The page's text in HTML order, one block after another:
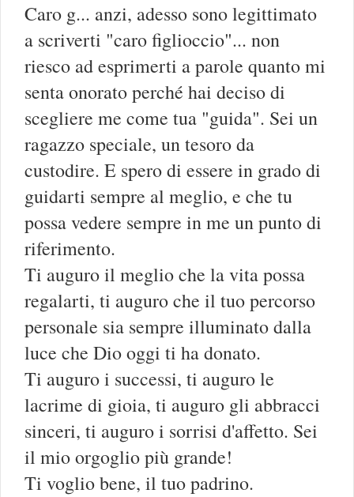
Caro g... anzi, adesso sono legittimato
a scriverti "caro figlioccio"... non
riesco ad esprimerti a parole quanto mi
senta onorato perché hai deciso di
scegliere me come tua "guida". Sei un
ragazzo speciale, un tesoro da
custodire. E spero di essere in grado di
guidarti sempre al meglio, e che tu
possa vedere sempre in me un punto di
riferimento.
Ti auguro il meglio che la vita possa
regalarti, ti auguro che il tuo percorso
personale sia sempre illuminato dalla
luce che Dio oggi ti ha donato.
Ti auguro i successi, ti auguro le
lacrime di gioia, ti auguro gli abbracci
sinceri, ti auguro i sorrisi d'affetto. Sei
il mio orgoglio più grande!
Ti voglio bene, il tuo padrino.